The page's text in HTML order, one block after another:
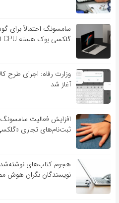
سامسونگ احتمالاً
گلکسی بوک هسته CPU اختصاصی می‌سازد
وزارت رفاه: اجرای طرح
آغاز شد
افزایش فعالیت
ثبت‌نام‌های تجاری
نویسندگان نگران هوش